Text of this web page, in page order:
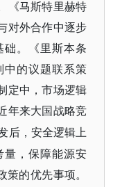
《马斯特里赫特
对外合作中逐步
。《里斯本条
中的议题联系策
定中，市场逻辑
年来大国战略竞
后，安全逻辑上
，保障能源安
的优先事项。